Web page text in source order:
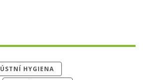
ÚSTNÍ HYGIENA